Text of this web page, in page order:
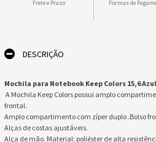
Frete e Prazo Formas de
DESCRIÇÃO
Mochila para Notebook Keep Colors 15,6
A Mochila Keep Colors possui amplo
frontal.
Amplo compartimento com zíper duplo .Bolso
Alças de costas ajustáveis.
Alça de mão. Material: poliéster de alta